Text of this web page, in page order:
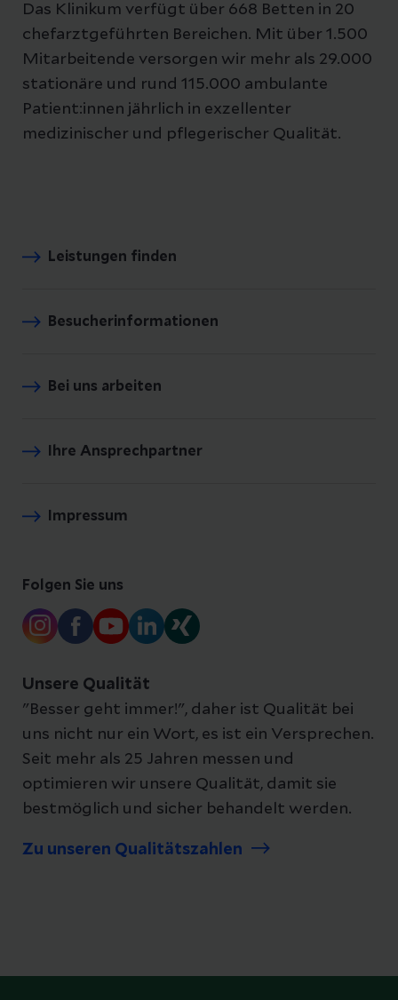
Das Klinikum verfügt über 668 Betten in 20
chefarztgeführten Bereichen. Mit über 1.500
Mitarbeitende versorgen wir mehr als 29.000
stationäre und rund 115.000 ambulante
Patient:innen jährlich in exzellenter
medizinischer und pflegerischer Qualität.
Leistungen finden
Besucherinformationen
Bei uns arbeiten
Ihre Ansprechpartner
Impressum
Folgen Sie uns
Unsere Qualität
"Besser geht immer!", daher ist Qualität bei
uns nicht nur ein Wort, es ist ein Versprechen.
Seit mehr als 25 Jahren messen und
optimieren wir unsere Qualität, damit sie
bestmöglich und sicher behandelt werden.
Zu unseren Qualitätszahlen